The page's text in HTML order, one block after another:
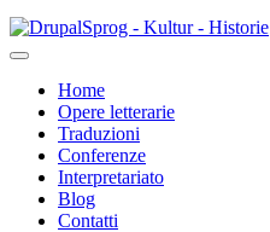
Salta
al
principale
Sprog - Kultur - Historie
Primær
navigation
Home
Opere letterarie
Traduzioni
Conferenze
Interpretariato
Blog
Contatti